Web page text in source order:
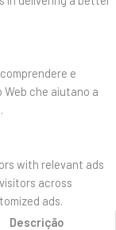
e
Web che aiutano a
with relevant ads
across
ads.
Descrição